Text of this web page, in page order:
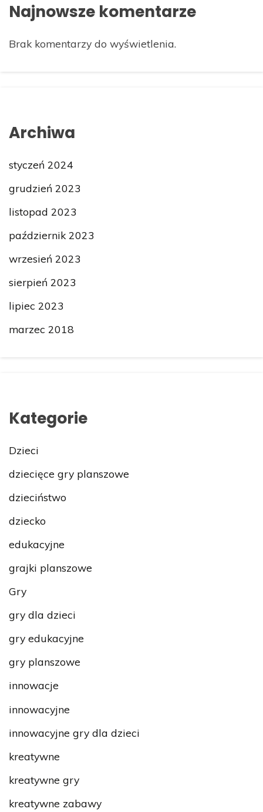
Najnowsze komentarze
Brak komentarzy do wyświetlenia.
Archiwa
styczeń 2024
grudzień 2023
listopad 2023
październik 2023
wrzesień 2023
sierpień 2023
lipiec 2023
marzec 2018
Kategorie
Dzieci
dziecięce gry planszowe
dzieciństwo
dziecko
edukacyjne
grajki planszowe
Gry
gry dla dzieci
gry edukacyjne
gry planszowe
innowacje
innowacyjne
innowacyjne gry dla dzieci
kreatywne
kreatywne gry
kreatywne zabawy